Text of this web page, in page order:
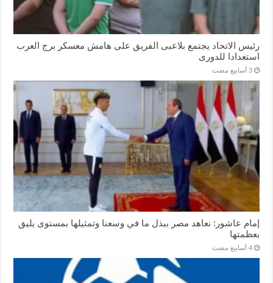
رئيس الاتحاد يجتمع بلاعبى الفريق على هامش معسكر برج العرب
استعدادا للدورى
‏3 أسابيع مضت
إمام عاشور: نعاهد مصر ببذل ما في وسعنا وتمثيلها بمستوى يليق
بعظمتها
‏4 أسابيع مضت